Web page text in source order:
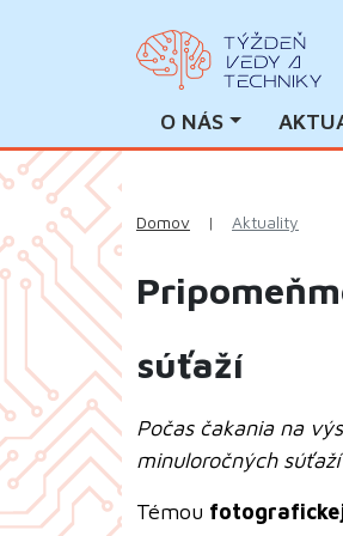
O NÁS
Domov | Aktuality
súťaží
Počas čakania na
minuloročných súťaží
Témou